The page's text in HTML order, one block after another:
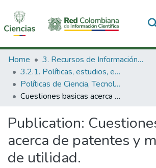
Communities & Collections
All of DSpace
Statistics
Home
3. Recursos de Información Científica y Tecnológica
3.2.1. Políticas, estudios, evaluaciones e indicadores de CTeI
Políticas de Ciencia, Tecnología e Innovación
Cuestiones basicas acerca de patentes y modelos de utilidad.
Publication:
acerca de patentes y
de utilidad.